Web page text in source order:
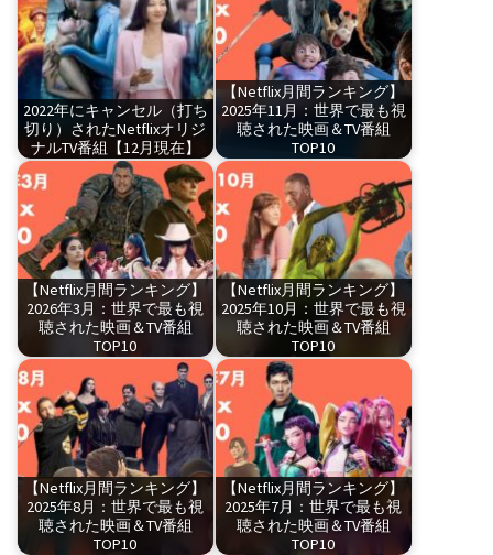
2022年にキャンセル（打ち
切り）されたNetflixオリジ
ナルTV番組【12月現在】
【Netflix月間ランキング】
2025年11月：世界で最も視
聴された映画＆TV番組
TOP10
【Netflix月間ランキング】
2026年3月：世界で最も視
聴された映画＆TV番組
TOP10
【Netflix月間ランキング】
2025年10月：世界で最も視
聴された映画＆TV番組
TOP10
【Netflix月間ランキング】
2025年8月：世界で最も視
聴された映画＆TV番組
TOP10
【Netflix月間ランキング】
2025年7月：世界で最も視
聴された映画＆TV番組
TOP10